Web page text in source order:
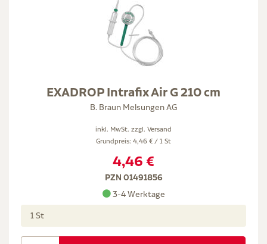
EXADROP Intrafix Air G 210 cm
B. Braun Melsungen AG
inkl. MwSt. zzgl. Versand
Grundpreis: 4,46 € / 1 St
4,46 €
PZN 01491856
3-4 Werktage
1 St